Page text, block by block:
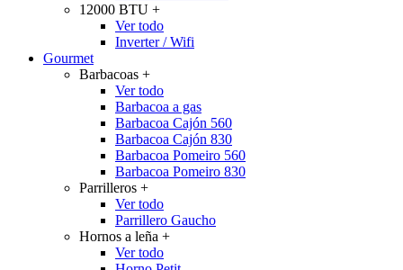
12000 BTU +
Ver todo
Inverter / Wifi
Gourmet
Barbacoas +
Ver todo
Barbacoa a gas
Barbacoa Cajón 560
Barbacoa Cajón 830
Barbacoa Pomeiro 560
Barbacoa Pomeiro 830
Parrilleros +
Ver todo
Parrillero Gaucho
Hornos a leña +
Ver todo